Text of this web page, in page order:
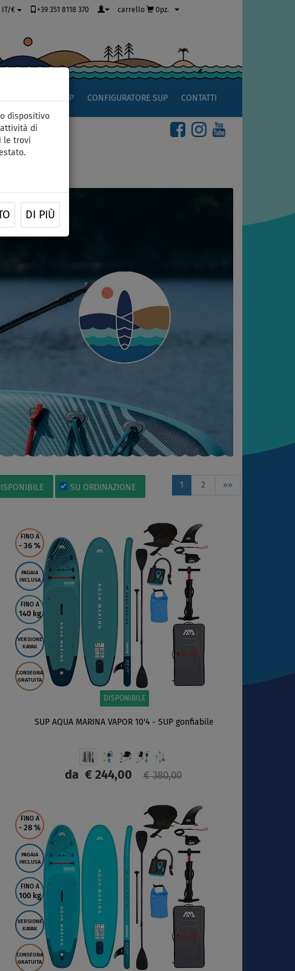
dispositivo
di
le trovi
DI PIÙ
IT/€ +39 351 8118 370 carrello 0pz.
APPROCCIO AL SUP CONFIGURATORE SUP CONTATTI
1 2 »»
SU ORDINAZIONE
FINO A
- 36 %
PAGAIA
INCLUSA
FINO A
140 kg
VERSIONE
KAYAK
CONSEGNA
GRATUITA
DISPONIBILE
SUP AQUA MARINA VAPOR 10'4 - SUP gonfiabile
da€ 244,00 € 380,00
FINO A
- 28 %
PAGAIA
INCLUSA
FINO A
100 kg
VERSIONE
KAYAK
CONSEGNA
GRATUITA